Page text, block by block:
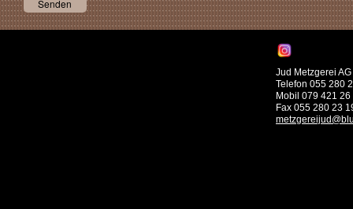
Jud Metzgerei
Telefon 055 280
Mobil 079 421 26
Fax 055 280 23